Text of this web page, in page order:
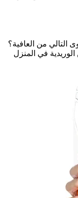
التالي من العافية؟
في المنزل